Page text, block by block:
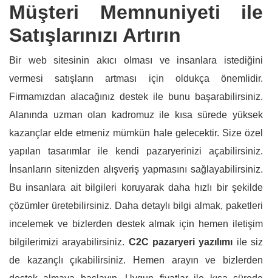
Müşteri Memnuniyeti ile
Satışlarınızı Artırın
Bir web sitesinin akıcı olması ve insanlara istediğini
vermesi satışların artması için oldukça önemlidir.
Firmamızdan alacağınız destek ile bunu başarabilirsiniz.
Alanında uzman olan kadromuz ile kısa sürede yüksek
kazançlar elde etmeniz mümkün hale gelecektir. Size özel
yapılan tasarımlar ile kendi pazaryerinizi açabilirsiniz.
İnsanların sitenizden alışveriş yapmasını sağlayabilirsiniz.
Bu insanlara ait bilgileri koruyarak daha hızlı bir şekilde
çözümler üretebilirsiniz. Daha detaylı bilgi almak, paketleri
incelemek ve bizlerden destek almak için hemen iletişim
bilgilerimizi arayabilirsiniz. C2C pazaryeri yazılımı ile siz
de kazançlı çıkabilirsiniz. Hemen arayın ve bizlerden